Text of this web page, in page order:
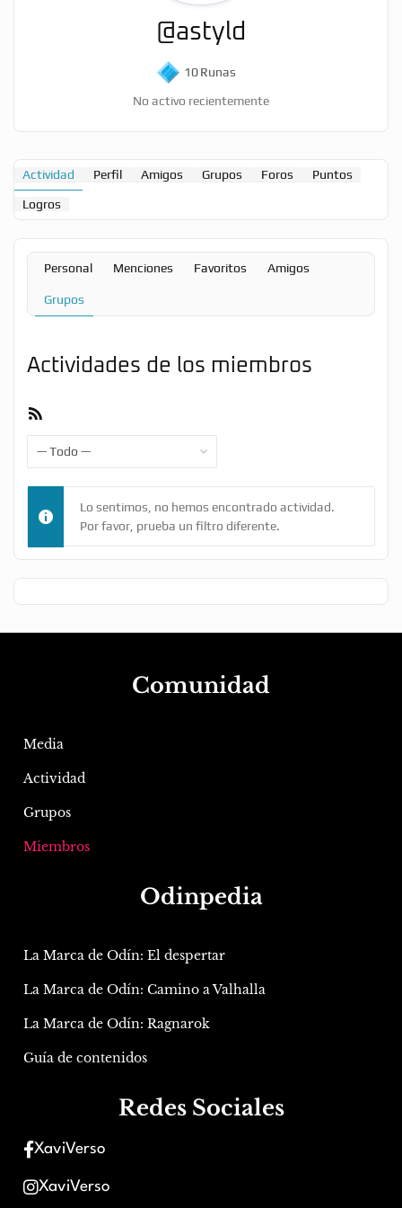
@astyld
10Runas
No activo recientemente
Actividad Perfil Amigos Grupos Foros Puntos
Logros
Personal Menciones Favoritos Amigos
Grupos
Actividades de los miembros
Lo sentimos, no hemos encontrado actividad.
Por favor, prueba un filtro diferente.
Comunidad
Media
Actividad
Grupos
Miembros
Odinpedia
La Marca de Odín: El despertar
La Marca de Odín: Camino a Valhalla
La Marca de Odín: Ragnarok
Guía de contenidos
Redes Sociales
XaviVerso
XaviVerso